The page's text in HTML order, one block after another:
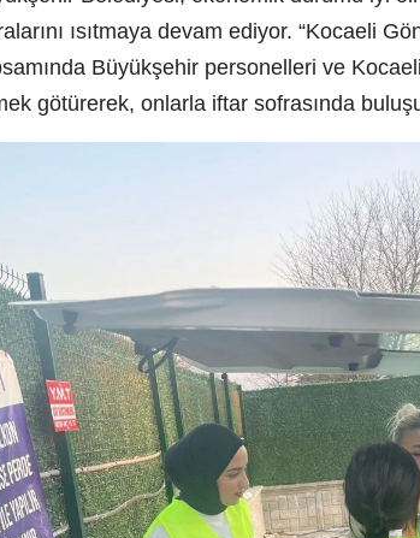
ısıtmaya devam ediyor. “Kocaeli
Büyükşehir personelleri ve
götürerek, onlarla iftar sofrasında